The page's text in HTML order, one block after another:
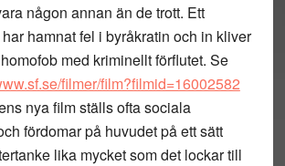
någon annan än de trott. Ett
hamnat fel i byråkratin och in kliver
med kriminellt förflutet. Se
filmer/film?filmid=16002582
nya film ställs ofta sociala
fördomar på huvudet på ett sätt
lika mycket som det lockar till